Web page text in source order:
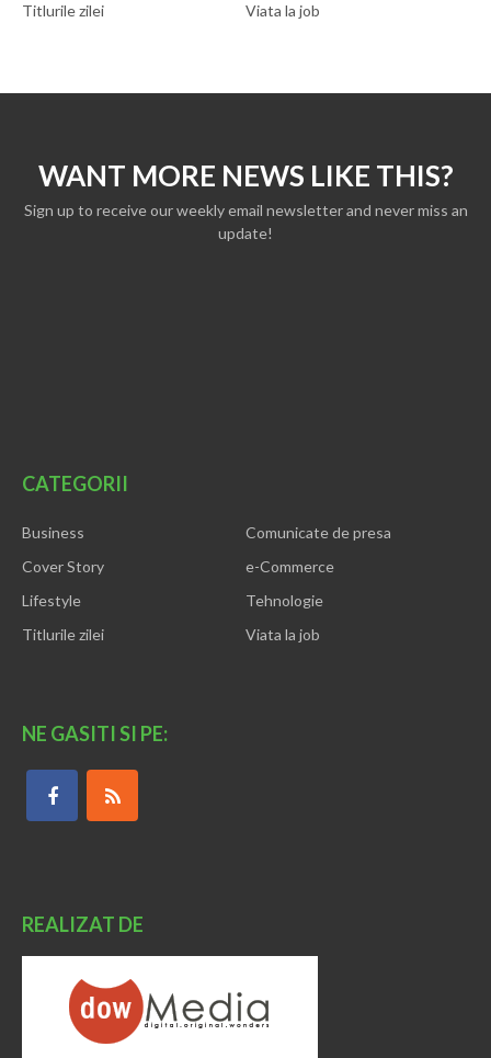
Titlurile zilei
Viata la job
WANT MORE NEWS LIKE THIS?
Sign up to receive our weekly email newsletter and never miss an
update!
CATEGORII
Business
Comunicate de presa
Cover Story
e-Commerce
Lifestyle
Tehnologie
Titlurile zilei
Viata la job
NE GASITI SI PE:
REALIZAT DE